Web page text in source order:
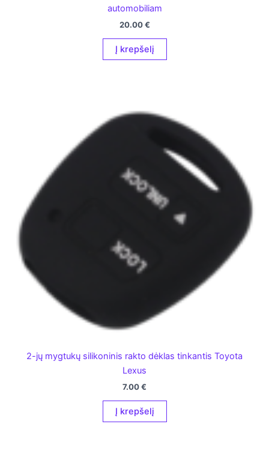
automobiliam
20.00€
Į krepšelį
2-jų mygtukų silikoninis rakto dėklas tinkantis Toyota
Lexus
7.00€
Į krepšelį